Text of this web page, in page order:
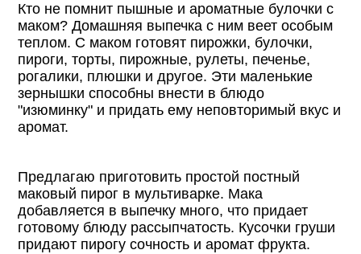
Кто не помнит пышные и ароматные булочки с
маком? Домашняя выпечка с ним веет особым
теплом. С маком готовят пирожки, булочки,
пироги, торты, пирожные, рулеты, печенье,
рогалики, плюшки и другое. Эти маленькие
зернышки способны внести в блюдо
"изюминку" и придать ему неповторимый вкус и
аромат.
Предлагаю приготовить простой постный
маковый пирог в мультиварке. Мака
добавляется в выпечку много, что придает
готовому блюду рассыпчатость. Кусочки груши
придают пирогу сочность и аромат фрукта.